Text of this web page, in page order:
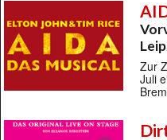
Zur
Juli